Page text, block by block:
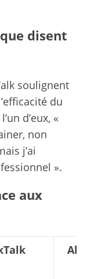
disent
soulignent
du
d’eux, «
non
j’ai
».
aux